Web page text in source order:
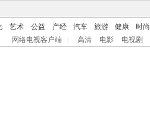
艺术 公益 产经 汽车 旅游 健康 时尚
网络电视客户端 高清 电影 电视剧